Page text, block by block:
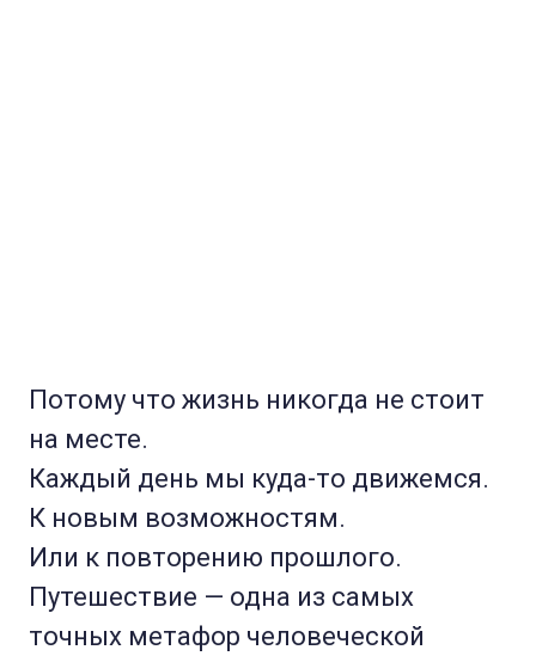
Потому что жизнь никогда не стоит
на месте.
Каждый день мы куда-то движемся.
К новым возможностям.
Или к повторению прошлого.
Путешествие — одна из самых
точных метафор человеческой